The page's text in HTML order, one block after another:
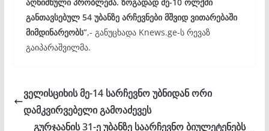
განთავსებულ 54 უბანზე არჩევნები მშვიდ ვითარებაში
მიმდინარეობს”,- განუცხადა Knews.ge-ს რევაზ
გაიპარაშვილმა.
ველისციხის მე-14 სარჩევნო უბნიდან ორი
დამკვირვებელი გამოაძევეს
გურჯაანის 31-ე უბანზე საარჩევნო ბიულეტენებს